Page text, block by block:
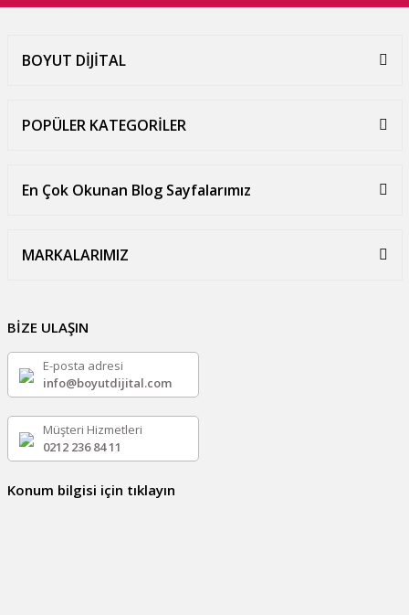
BOYUT DİJİTAL
POPÜLER KATEGORİLER
En Çok Okunan Blog Sayfalarımız
MARKALARIMIZ
BİZE ULAŞIN
E-posta adresi
info@boyutdijital.com
Müşteri Hizmetleri
0212 236 84 11
Konum bilgisi için tıklayın